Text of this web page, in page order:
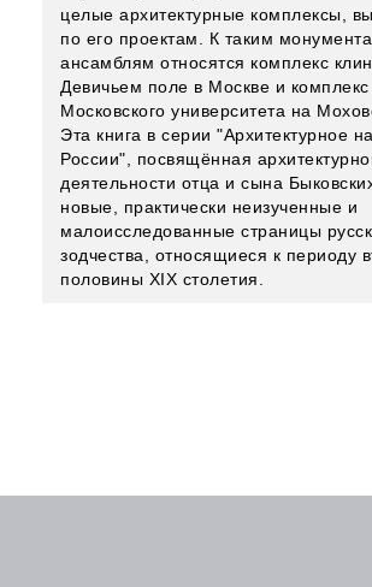
целые архитектурные комплексы,
по его проектам. К таким
ансамблям относятся комплекс
Девичьем поле в Москве и комплекс
Московского университета на
Эта книга в серии "Архитектурное
России", посвящённая
деятельности отца и сына
новые, практически неизученные и
малоисследованные страницы
зодчества, относящиеся к периоду
половины XIX столетия.